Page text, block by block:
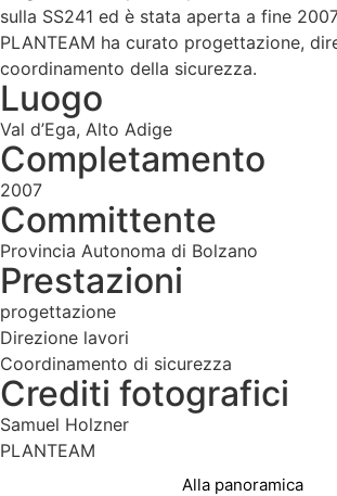
sulla SS241 ed è stata aperta a fine
PLANTEAM ha curato progettazione,
coordinamento della sicurezza.
Luogo
Val d’Ega, Alto Adige
Completamento
2007
Committente
Provincia Autonoma di Bolzano
Prestazioni
progettazione
Direzione lavori
Coordinamento di sicurezza
Crediti fotografici
Samuel Holzner
PLANTEAM
Alla panoramica